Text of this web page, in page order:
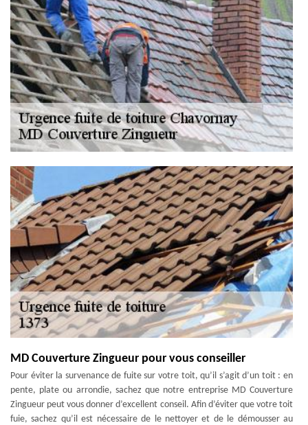
MD Couverture Zingueur pour vous conseiller
Pour éviter la survenance de fuite sur votre toit, qu’il s’agit d’un toit : en
pente, plate ou arrondie, sachez que notre entreprise MD Couverture
Zingueur peut vous donner d’excellent conseil. Afin d’éviter que votre toit
fuie, sachez qu’il est nécessaire de le nettoyer et de le démousser au